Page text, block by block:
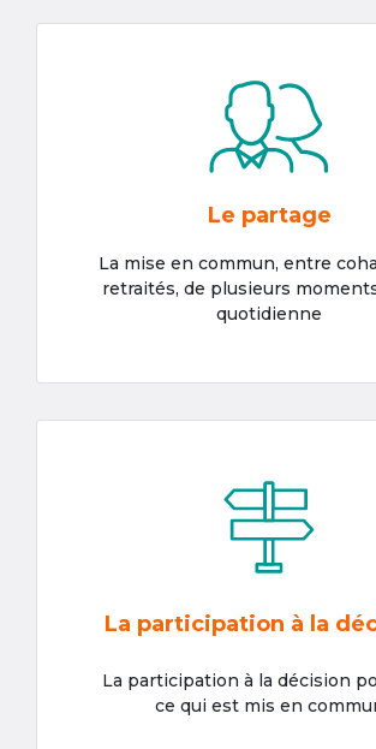
Le partage
La mise en commun, entre
retraités, de plusieurs
quotidienne
La participation à la
La participation à la décision
ce qui est mis en